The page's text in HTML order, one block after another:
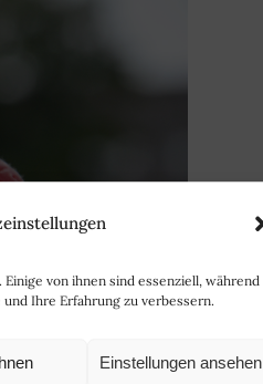
von ihnen sind essenziell, während
Ihre Erfahrung zu verbessern.
Einstellungen ansehen